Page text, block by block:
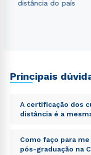
distância do país
Principais
A certificação dos
distância é a
Sed ut perspiciatis
voluptatem
Como faço para
pós-graduação na